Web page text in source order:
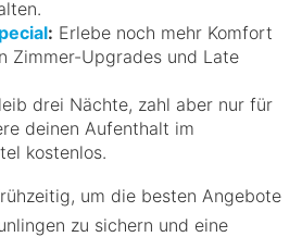
: Erlebe noch mehr Komfort
Zimmer-Upgrades und Late
drei Nächte, zahl aber nur für
deinen Aufenthalt im
kostenlos.
um die besten Angebote
zu sichern und eine